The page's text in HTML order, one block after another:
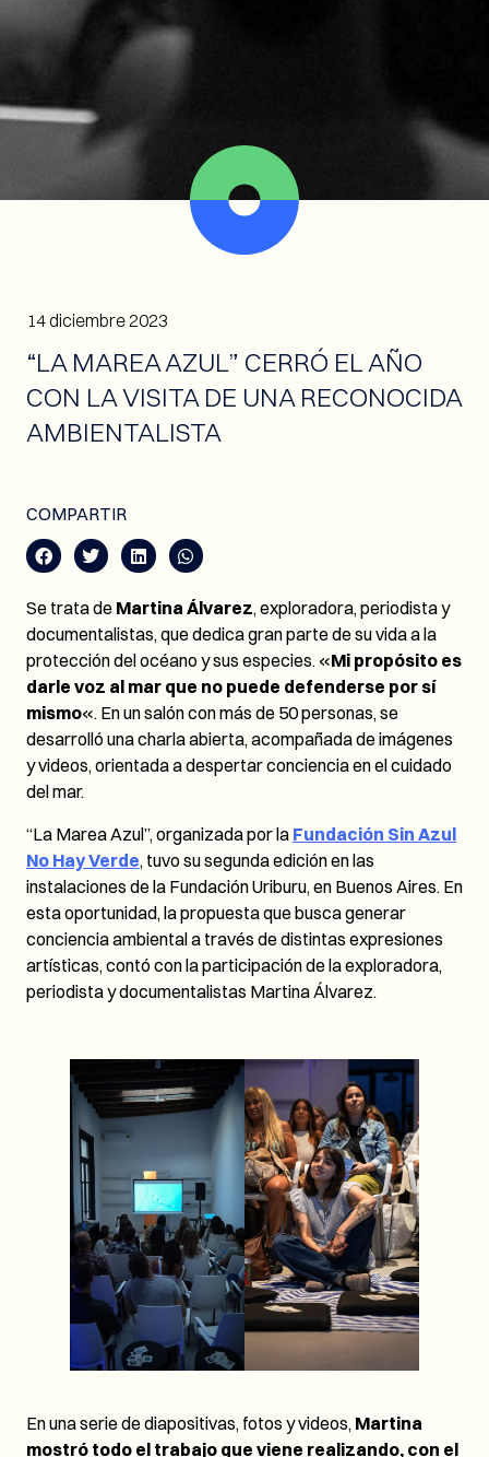
14 diciembre 2023
“LA MAREA AZUL” CERRÓ EL AÑO
CON LA VISITA DE UNA RECONOCIDA
AMBIENTALISTA
COMPARTIR
Se trata de Martina Álvarez, exploradora, periodista y
documentalistas, que dedica gran parte de su vida a la
protección del océano y sus especies. «Mi propósito es
darle voz al mar que no puede defenderse por sí
mismo«. En un salón con más de 50 personas, se
desarrolló una charla abierta, acompañada de imágenes
y videos, orientada a despertar conciencia en el cuidado
del mar.
“La Marea Azul”, organizada por la Fundación Sin Azul
No Hay Verde, tuvo su segunda edición en las
instalaciones de la Fundación Uriburu, en Buenos Aires. En
esta oportunidad, la propuesta que busca generar
conciencia ambiental a través de distintas expresiones
artísticas, contó con la participación de la exploradora,
periodista y documentalistas Martina Álvarez.
En una serie de diapositivas, fotos y videos, Martina
mostró todo el trabajo que viene realizando, con el